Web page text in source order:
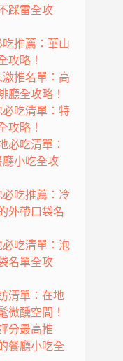
踩雷全攻
吃推薦：華山
攻略！
激推名單：高
廳全攻略！
必吃清單：特
攻略！
必吃清單：
廳小吃全攻
必吃推薦：冷
外帶口袋名
必吃清單：泡
名單全攻
清單：在地
微醺空間！
分最高推
餐廳小吃全